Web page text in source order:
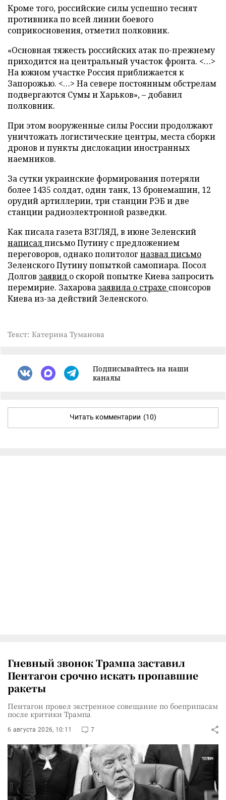
Кроме того, российские силы успешно теснят
противника по всей линии боевого
соприкосновения, отметил полковник.
«Основная тяжесть российских атак по-прежнему
приходится на центральный участок фронта. <…>
На южном участке Россия приближается к
Запорожью. <…> На севере постоянным обстрелам
подвергаются Сумы и Харьков», – добавил
полковник.
При этом вооруженные силы России продолжают
уничтожать логистические центры, места сборки
дронов и пункты дислокации иностранных
наемников.
За сутки украинские формирования потеряли
более 1435 солдат, один танк, 13 бронемашин, 12
орудий артиллерии, три станции РЭБ и две
станции радиоэлектронной разведки.
Как писала газета ВЗГЛЯД, в июне Зеленский
написалписьмо Путину с предложением
переговоров, однако политолог назвал письмо
Зеленского Путину попыткой самопиара. Посол
Долгов заявил о скорой попытке Киева запросить
перемирие. Захарова заявила о страхе спонсоров
Киева из-за действий Зеленского.
Текст: Катерина Туманова
Подписывайтесь на наши
каналы
Читать комментарии (10)
Гневный звонок Трампа заставил
Пентагон срочно искать пропавшие
ракеты
Пентагон провел экстренное совещание по боеприпасам
после критики Трампа
6 августа 2026, 10:11 7